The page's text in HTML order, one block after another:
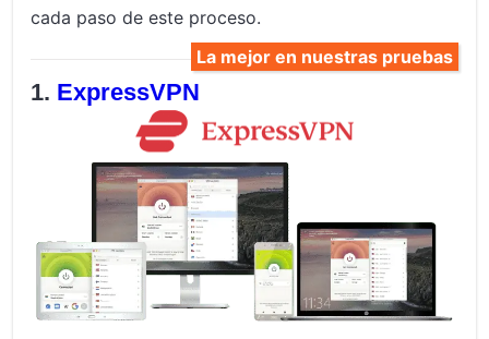
cada paso de este proceso.
La mejor en nuestras pruebas
ExpressVPN